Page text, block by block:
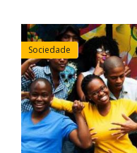
Sociedade